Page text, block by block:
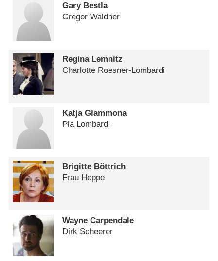
Gary Bestla
Gregor Waldner
Regina Lemnitz
Charlotte Roesner-Lombardi
Katja Giammona
Pia Lombardi
Brigitte Böttrich
Frau Hoppe
Wayne Carpendale
Dirk Scheerer